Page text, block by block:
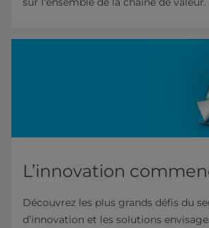
L’innovation
Découvrez les plus grands défis du
d’innovation et les solutions